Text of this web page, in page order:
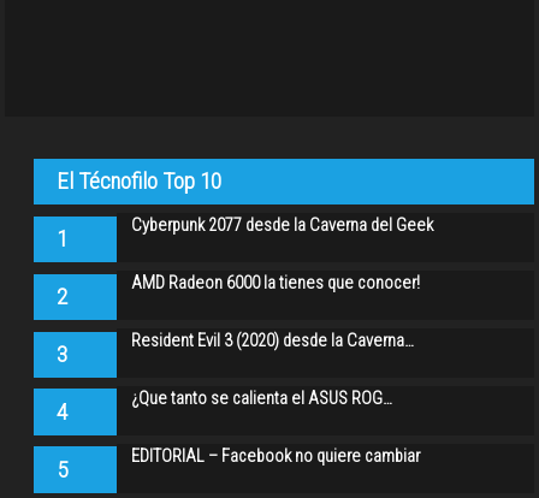
El Técnofilo Top 10
1 Cyberpunk 2077 desde la Caverna del Geek
2 AMD Radeon 6000 la tienes que conocer!
3 Resident Evil 3 (2020) desde la Caverna…
4 ¿Que tanto se calienta el ASUS ROG…
5 EDITORIAL – Facebook no quiere cambiar